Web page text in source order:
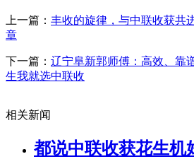
上一篇： 丰收的旋律，与中联收获
章
下一篇： 辽宁阜新郭师傅：高效、靠
生我就选中联收
相关新闻
都说中联收获花生机